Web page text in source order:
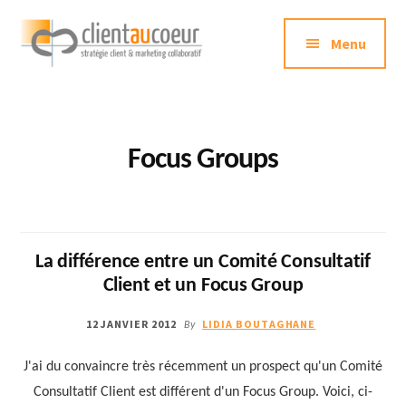
contenu
Additional
menu
Menu
Focus Groups
La différence entre un Comité Consultatif
Client et un Focus Group
12 JANVIER 2012 By LIDIA BOUTAGHANE
J'ai du convaincre très récemment un prospect qu'un Comité
Consultatif Client est différent d'un Focus Group. Voici, ci-